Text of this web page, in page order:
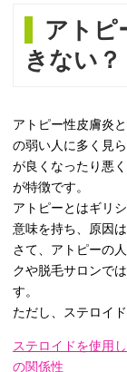
アトピ
きない？
アトピー性皮膚炎
の弱い人に多く見
が良くなったり悪
が特徴です。
アトピーとはギリ
意味を持ち、原因
さて、アトピーの
クや脱毛サロンで
す。
ただし、ステロイ
ステロイドを使用
の関係性